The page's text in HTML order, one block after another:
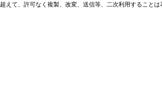
超えて、許可なく複製、改変、送信等、二次利用すること